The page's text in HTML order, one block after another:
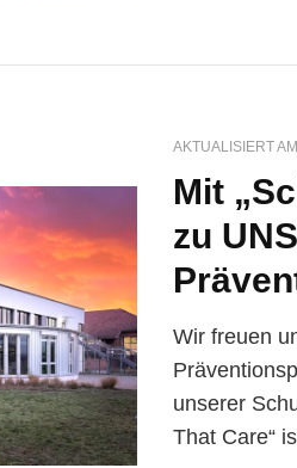
AKTUALISIERT AM
Mit
zu
Wir freuen
unserer
That Care“